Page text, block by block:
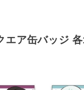
エア缶バッジ